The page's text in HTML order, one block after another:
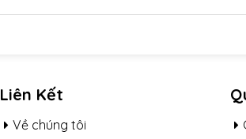
Liên Kết
Về chúng tôi